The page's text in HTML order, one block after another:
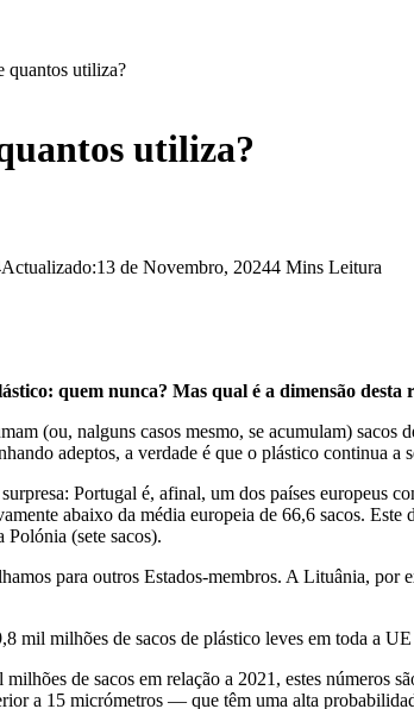
quantos utiliza?
utiliza?
Actualizado:13 de Novembro, 20244 Mins Leitura
quem nunca? Mas qual é a dimensão
(ou, nalguns casos mesmo, se acumulam)
adeptos, a verdade é que o plástico continua
Portugal é, afinal, um dos países europeus
abaixo da média europeia de 66,6 sacos.
Polónia (sete sacos).
para outros Estados-membros. A Lituânia,
mil milhões de sacos de plástico leves em toda a
de sacos em relação a 2021, estes números
a 15 micrómetros — que têm uma alta